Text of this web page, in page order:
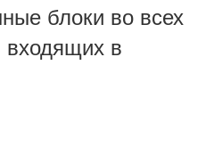
блоки во всех
входящих в